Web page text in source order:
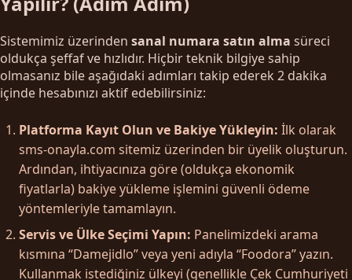
Sistemimiz üzerinden sanal numara satın alma süreci
oldukça şeffaf ve hızlıdır. Hiçbir teknik bilgiye sahip
olmasanız bile aşağıdaki adımları takip ederek 2 dakika
içinde hesabınızı aktif edebilirsiniz:
Platforma Kayıt Olun ve Bakiye Yükleyin: İlk olarak
sms-onayla.com sitemiz üzerinden bir üyelik oluşturun.
Ardından, ihtiyacınıza göre (oldukça ekonomik
fiyatlarla) bakiye yükleme işlemini güvenli ödeme
yöntemleriyle tamamlayın.
Servis ve Ülke Seçimi Yapın: Panelimizdeki arama
kısmına “Damejidlo” veya yeni adıyla “Foodora” yazın.
Kullanmak istediğiniz ülkeyi (genellikle Çek Cumhuriyeti